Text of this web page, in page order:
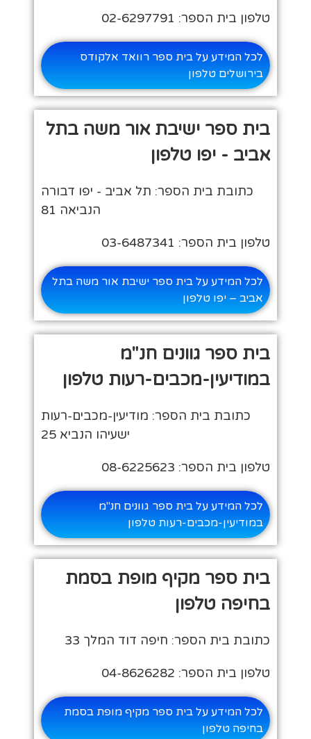
טלפון בית הספר: 02-6297791
לכל המידע על בית ספר רוואד אלקודס
בירושלים טלפון
בית ספר ישיבת אור משה בתל
אביב - יפו טלפון
כתובת בית הספר: תל אביב - יפו דבורה
הנביאה 81
טלפון בית הספר: 03-6487341
לכל המידע על בית ספר ישיבת אור משה בתל
אביב – יפו טלפון
בית ספר גוונים חנ"מ
במודיעין-מכבים-רעות טלפון
כתובת בית הספר: מודיעין-מכבים-רעות
ישעיהו הנביא 25
טלפון בית הספר: 08-6225623
לכל המידע על בית ספר גוונים חנ"מ
במודיעין-מכבים-רעות טלפון
בית ספר מקיף מופת בסמת
בחיפה טלפון
כתובת בית הספר: חיפה דוד המלך 33
טלפון בית הספר: 04-8626282
לכל המידע על בית ספר מקיף מופת בסמת
בחיפה טלפון